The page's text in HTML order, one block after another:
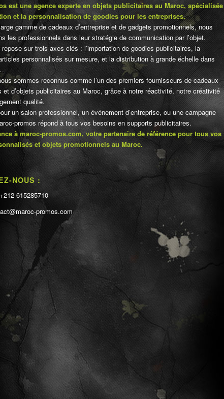
est une agence experte en objets publicitaires au Maroc, spécialisée
et la personnalisation de goodies pour les entreprises.
gamme de cadeaux d’entreprise et de gadgets promotionnels, nous
les professionnels dans leur stratégie de communication par l’objet.
sur trois axes clés : l’importation de goodies publicitaires, la
personnalisés sur mesure, et la distribution à grande échelle dans
sommes reconnus comme l’un des premiers fournisseurs de cadeaux
et d’objets publicitaires au Maroc, grâce à notre réactivité, notre créativité
qualité.
un salon professionnel, un événement d’entreprise, ou une campagne
promos répond à tous vos besoins en supports publicitaires.
à maroc-promos.com, votre partenaire de référence pour tous vos
et objets promotionnels au Maroc.
NOUS :
615285710
promos.com